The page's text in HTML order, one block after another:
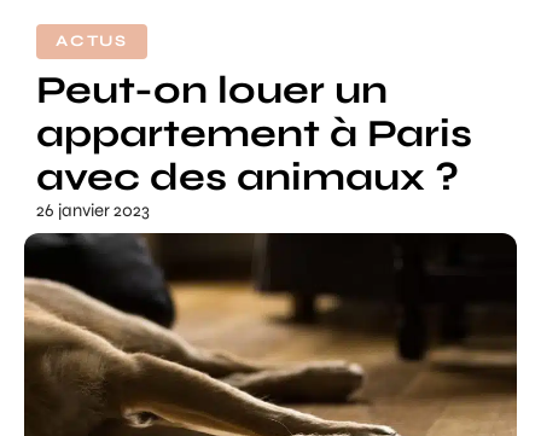
ACTUS
Peut-on louer un
appartement à Paris
avec des animaux ?
26 janvier 2023